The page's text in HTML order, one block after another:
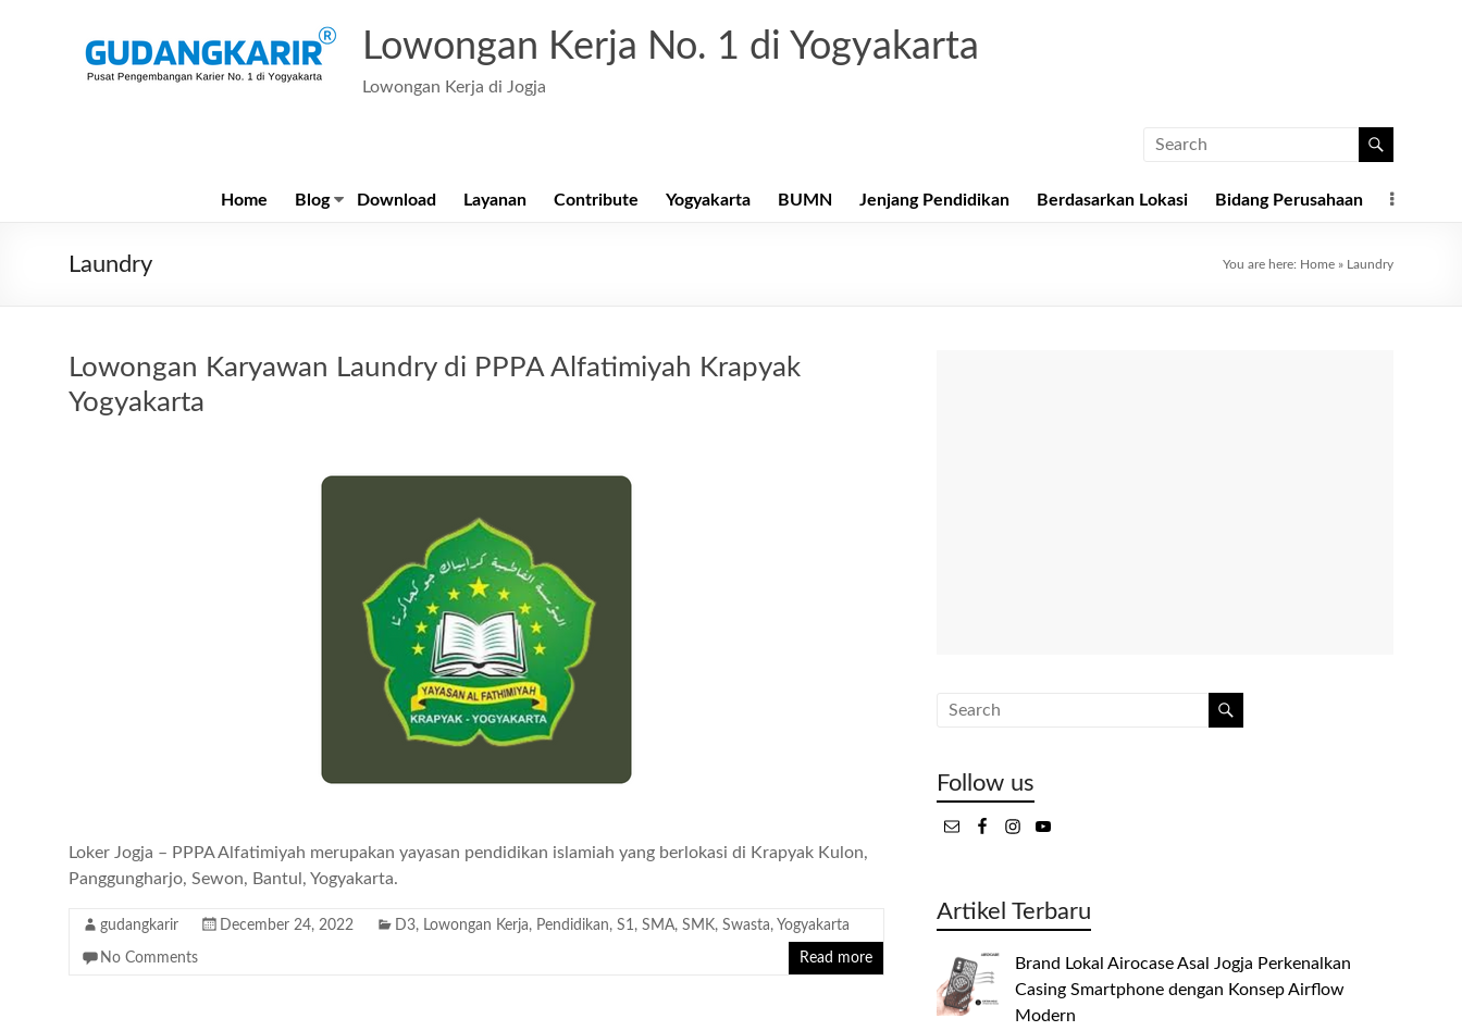
Lowongan Kerja No. 1 di Yogyakarta
Lowongan Kerja di Jogja
Home Blog Download Layanan Contribute Yogyakarta BUMN Jenjang Pendidikan Berdasarkan Lokasi Bidang Perusahaan
Laundry You are here: Home » Laundry
Lowongan Karyawan Laundry di PPPA Alfatimiyah Krapyak
Yogyakarta
Loker Jogja – PPPA Alfatimiyah merupakan yayasan pendidikan islamiah yang berlokasi di Krapyak Kulon,
Panggungharjo, Sewon, Bantul, Yogyakarta.
gudangkarir December 24, 2022 D3, Lowongan Kerja, Pendidikan, S1, SMA, SMK, Swasta, Yogyakarta
No Comments Read more
Follow us
Artikel Terbaru
Brand Lokal Airocase Asal Jogja Perkenalkan
Casing Smartphone dengan Konsep Airflow
Modern